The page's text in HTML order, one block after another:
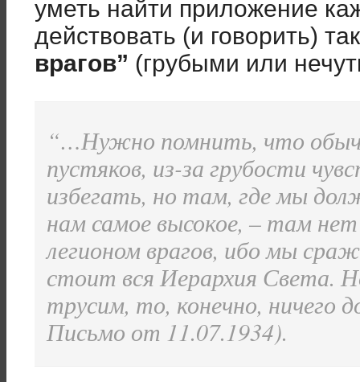
уметь найти приложение
действовать (и говорить)
врагов” (грубыми или
“…Нужно помнить, что
пустяков, из-за грубости
избегать, но там, где мы
нам самое высокое, – там
легионом врагов, ибо мы
стоит вся Иерархия Света.
трусим, то, конечно, ничего
Письмо от 11.07.1934).